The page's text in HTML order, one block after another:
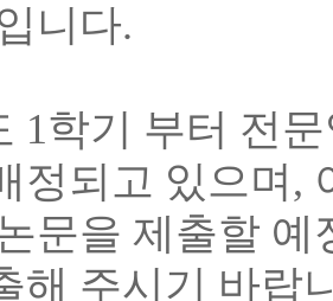
니다.
1학기 부터 전
정되고 있으며,
문을 제출할
해 주시기 바랍